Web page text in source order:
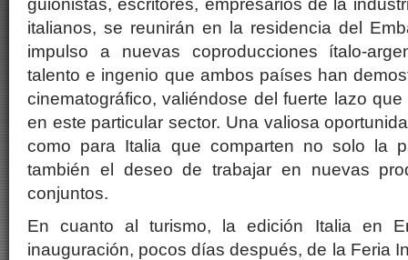
guionistas, escritores, empresarios de la
italianos, se reunirán en la residencia del
impulso a nuevas coproducciones ítalo-
talento e ingenio que ambos países han
cinematográfico, valiéndose del fuerte lazo
en este particular sector. Una valiosa
como para Italia que comparten no solo la
también el deseo de trabajar en nuevas
conjuntos.
En cuanto al turismo, la edición Italia en
inauguración, pocos días después, de la Feria